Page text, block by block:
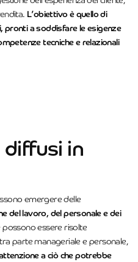
L’obiettivo è quello di
pronti a soddisfare le esigenze
tecniche e relazionali
diffusi in
emergere delle
del lavoro, del personale e dei
possono essere risolte
parte manageriale e personale,
a ciò che potrebbe